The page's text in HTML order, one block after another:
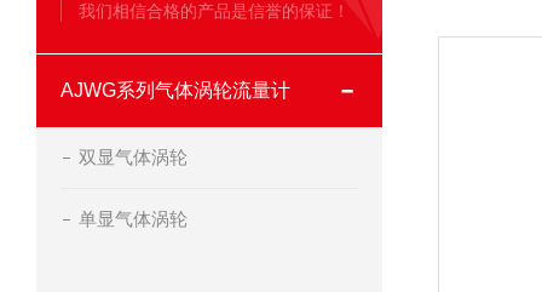
我们相信合格的产品是信誉的保证！
AJWG系列气体涡轮流量计
双显气体涡轮
单显气体涡轮